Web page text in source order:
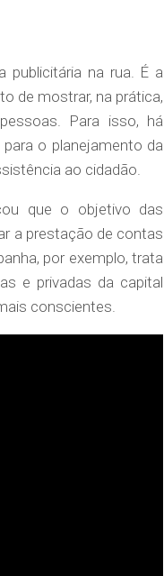
publicitária na rua. É a
de mostrar, na prática,
Para isso, há
o planejamento da
ao cidadão.
que o objetivo das
a prestação de contas
por exemplo, trata
e privadas da capital
conscientes.